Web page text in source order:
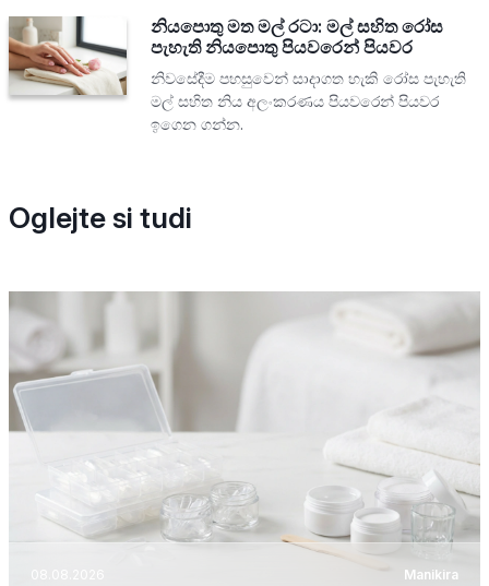
නියපොතු මත මල් රටා: මල් සහිත රෝස
පැහැති නියපොතු පියවරෙන් පියවර
නිවසේදීම පහසුවෙන් සාදාගත හැකි රෝස පැහැති
මල් සහිත නිය අලංකරණය පියවරෙන් පියවර
ඉගෙන ගන්න.
Oglejte si tudi
Manikira